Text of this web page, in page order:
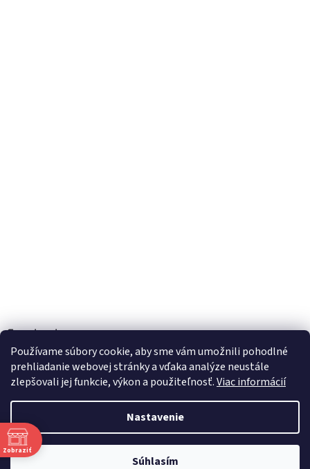
Používame súbory cookie, aby sme vám umožnili pohodlné
prehliadanie webovej stránky a vďaka analýze neustále
zlepšovali jej funkcie, výkon a použiteľnosť.Viac informácií
Nastavenie
Súhlasím
Facebook
Vytvoril Shoptet
Copyright 2026TOBEL s.r.o.. Všetky práva vyhradené.Upraviť
nastavenie cookies
Zobraziť